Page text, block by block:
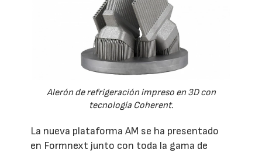
Alerón de refrigeración impreso en 3D con
tecnología Coherent.
La nueva plataforma AM se ha presentado
en Formnext junto con toda la gama de